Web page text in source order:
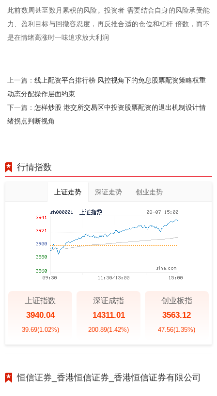
此前数周甚至数月累积的风险。投资者 需要结合自身的风险承受能
力、盈利目标与回撤容忍度，再反推合适的仓位和杠杆 倍数，而不
是在情绪高涨时一味追求放大利润
上一篇： 线上配资平台排行榜 风控视角下的免息股票配资策略权重
动态分配操作层面约束
下一篇： 怎样炒股 港交所交易区中投资股票配资的退出机制设计情
绪拐点判断视角
行情指数
上证走势 深证走势 创业走势
上证指数
3940.04
39.69(1.02%)
深证成指
14311.01
200.89(1.42%)
创业板指
3563.12
47.56(1.35%)
恒信证券_香港恒信证券_香港恒信证券有限公司